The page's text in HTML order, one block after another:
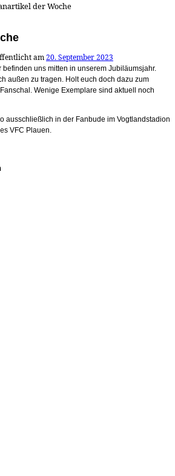
der Woche
am20. September 2023
uns mitten in unserem Jubiläumsjahr.
außen zu tragen. Holt euch doch dazu zum
Wenige Exemplare sind aktuell noch
ausschließlich in der Fanbude im Vogtlandstadion
VFC Plauen.